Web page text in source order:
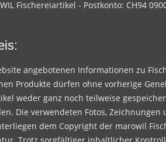
Fischereiartikel - Postkonto: CH94
angebotenen Informationen zu
Produkte dürfen ohne vorherige
weder ganz noch teilweise
Die verwendeten Fotos, Zeichnungen
dem Copyright der marowil